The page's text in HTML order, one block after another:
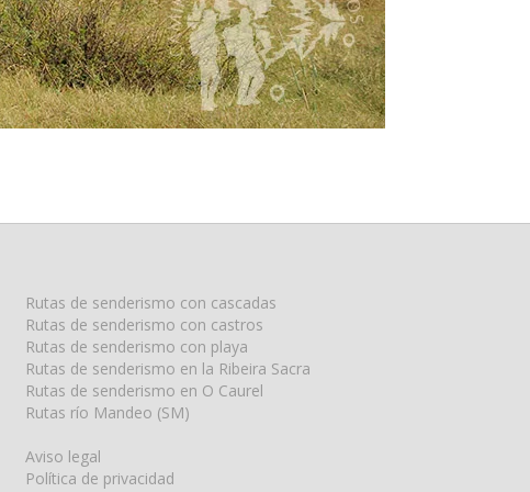
Rutas de senderismo con cascadas
Rutas de senderismo con castros
Rutas de senderismo con playa
Rutas de senderismo en la Ribeira Sacra
Rutas de senderismo en O Caurel
Rutas río Mandeo (SM)
Aviso legal
Política de privacidad